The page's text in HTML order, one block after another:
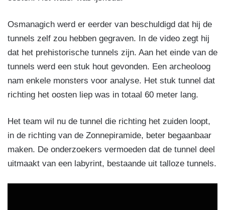
Osmanagich werd er eerder van beschuldigd dat hij de
tunnels zelf zou hebben gegraven. In de video zegt hij
dat het prehistorische tunnels zijn. Aan het einde van de
tunnels werd een stuk hout gevonden. Een archeoloog
nam enkele monsters voor analyse. Het stuk tunnel dat
richting het oosten liep was in totaal 60 meter lang.
Het team wil nu de tunnel die richting het zuiden loopt,
in de richting van de Zonnepiramide, beter begaanbaar
maken. De onderzoekers vermoeden dat de tunnel deel
uitmaakt van een labyrint, bestaande uit talloze tunnels.